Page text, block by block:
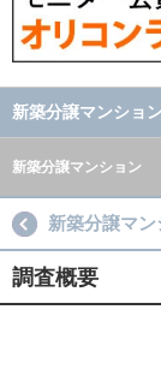
新築分譲マンショ
新築分譲マンション
新築分譲マ
調査概要